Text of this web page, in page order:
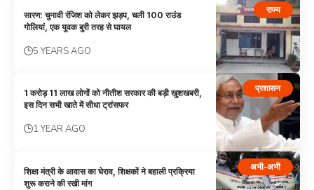
राज्य
सारण: चुनावी रंजिश को लेकर झड़प, चली 100 राउंड
गोलियां, एक युवक बुरी तरह से घायल
5 YEARS AGO
प्रशासन
1 करोड़ 11 लाख लोगों को नीतीश सरकार की बड़ी खुशखबरी,
इस दिन सभी खाते में सीधा ट्रांसफर
1 YEAR AGO
अभी-अभी
शिक्षा मंत्री के आवास का घेराव, शिक्षकों ने बहाली प्रक्रिया
शुरू कराने की रखी मांग